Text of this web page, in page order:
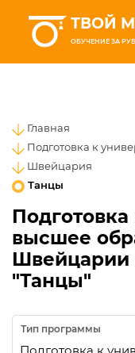
ТВОЙ
ОБУЧЕНИЕ ЗА
Главная
Подготовка к
Швейцария
Танцы
высшее
Швейцарии
"Танцы"
Тип программы